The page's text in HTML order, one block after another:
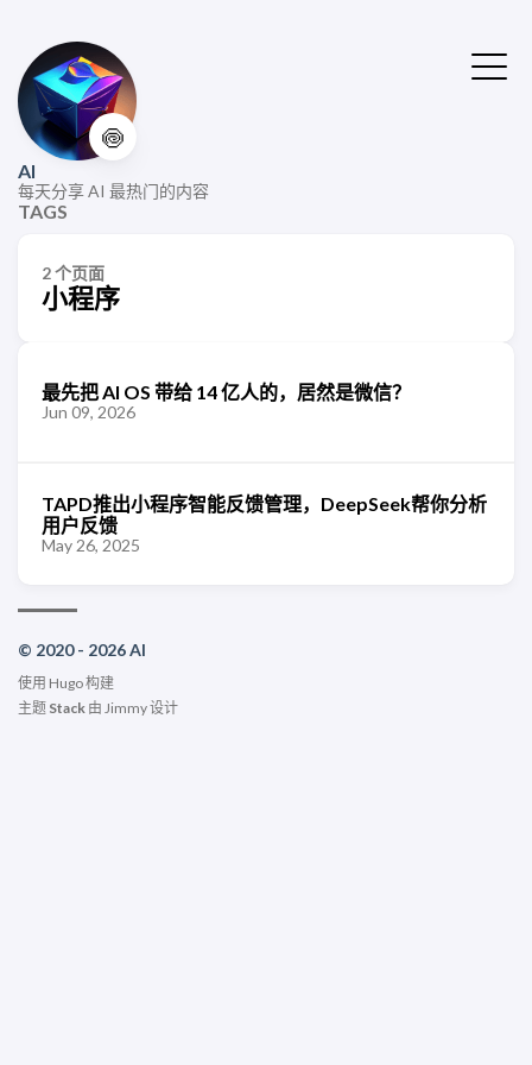
🍥
AI
每天分享 AI 最热门的内容
TAGS
2 个页面
小程序
最先把 AI OS 带给 14 亿人的，居然是微信？
Jun 09, 2026
TAPD推出小程序智能反馈管理，DeepSeek帮你分析
用户反馈
May 26, 2025
© 2020 - 2026 AI
使用 Hugo构建
主题 Stack 由 Jimmy设计